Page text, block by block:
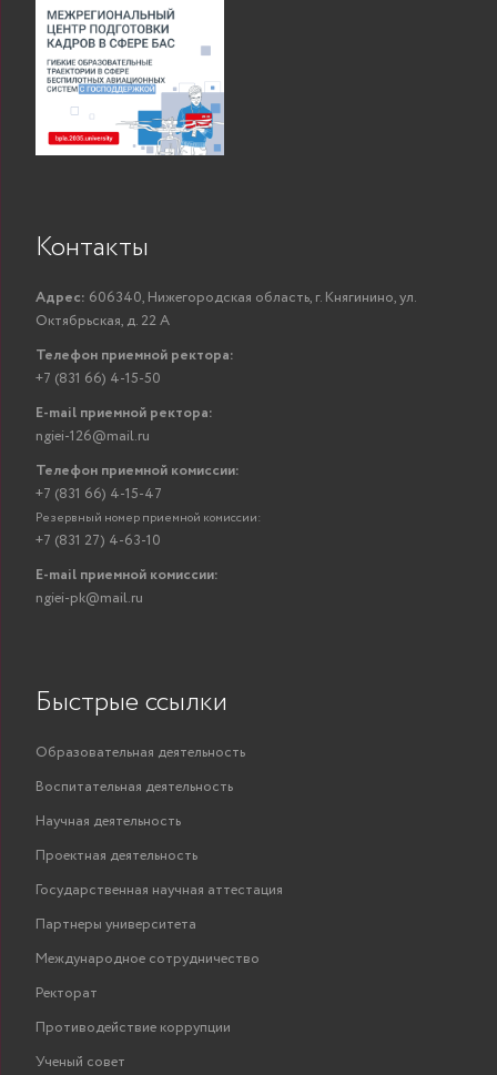
Контакты
Адрес: 606340, Нижегородская область, г. Княгинино, ул.
Октябрьская, д. 22 А
Телефон приемной ректора:
+7 (831 66) 4-15-50
E-mail приемной ректора:
ngiei-126@mail.ru
Телефон приемной комиссии:
+7 (831 66) 4-15-47
Резервный номер приемной комиссии:
+7 (831 27) 4-63-10
E-mail приемной комиссии:
ngiei-pk@mail.ru
Быстрые ссылки
Образовательная деятельность
Воспитательная деятельность
Научная деятельность
Проектная деятельность
Государственная научная аттестация
Партнеры университета
Международное сотрудничество
Ректорат
Противодействие коррупции
Ученый совет